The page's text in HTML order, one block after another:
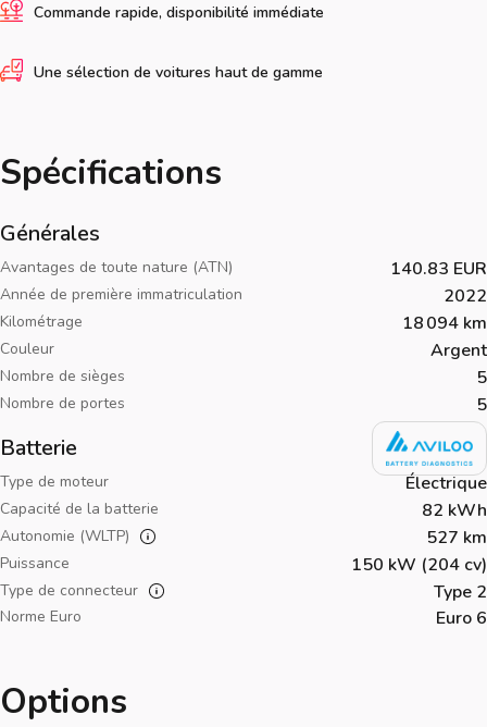
Commande rapide, disponibilité immédiate
Une sélection de voitures haut de gamme
Spécifications
Générales
Avantages de toute nature (ATN) 140.83 EUR
Année de première immatriculation 2022
Kilométrage 18 094 km
Couleur Argent
Nombre de sièges 5
Nombre de portes 5
Batterie
Type de moteur Électrique
Capacité de la batterie 82 kWh
Autonomie (WLTP) 527 km
Puissance 150 kW (204 cv)
Type de connecteur Type 2
Norme Euro Euro 6
Options